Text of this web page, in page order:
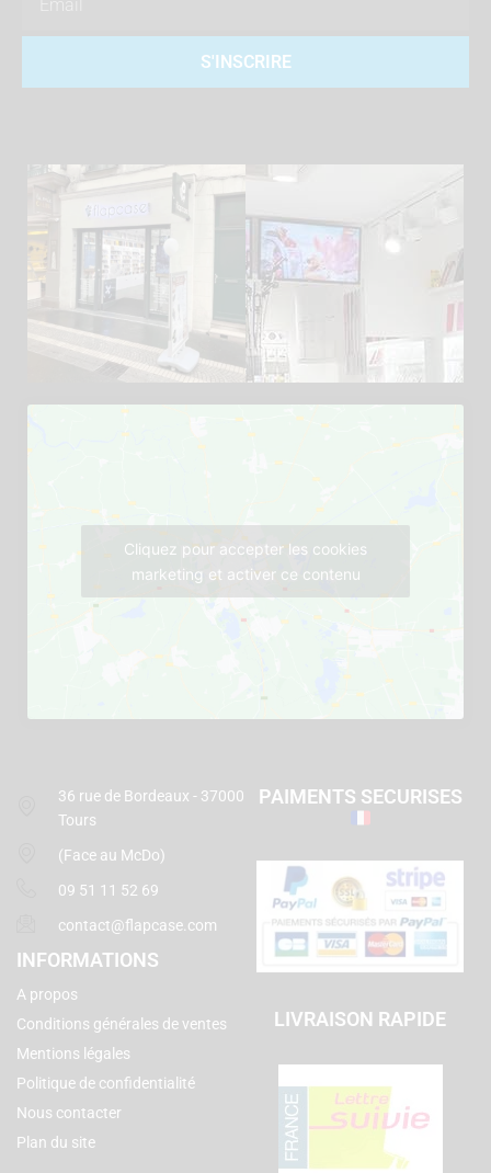
S'INSCRIRE
Cliquez pour accepter les cookies
marketing et activer ce contenu
36 rue de Bordeaux - 37000
Tours
(Face au McDo)
09 51 11 52 69
contact@flapcase.com
INFORMATIONS
A propos
Conditions générales de ventes
Mentions légales
Politique de confidentialité
Nous contacter
Plan du site
PAIMENTS SECURISES
LIVRAISON RAPIDE